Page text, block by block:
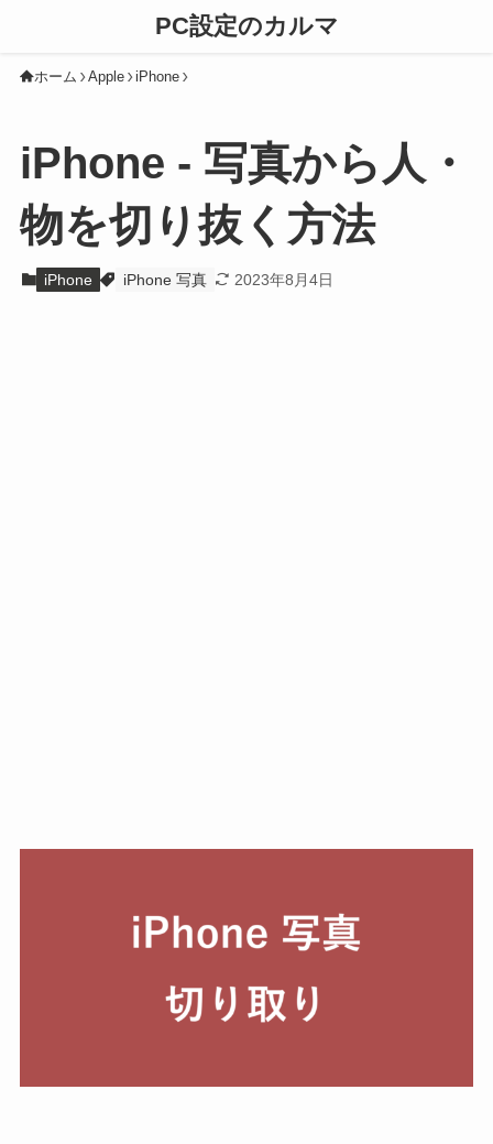
PC設定のカルマ
ホーム Apple iPhone
iPhone - 写真から人・
物を切り抜く方法
iPhone iPhone 写真 2023年8月4日